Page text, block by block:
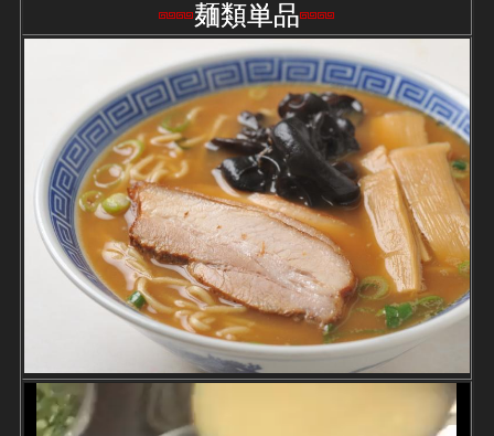
麺類単品